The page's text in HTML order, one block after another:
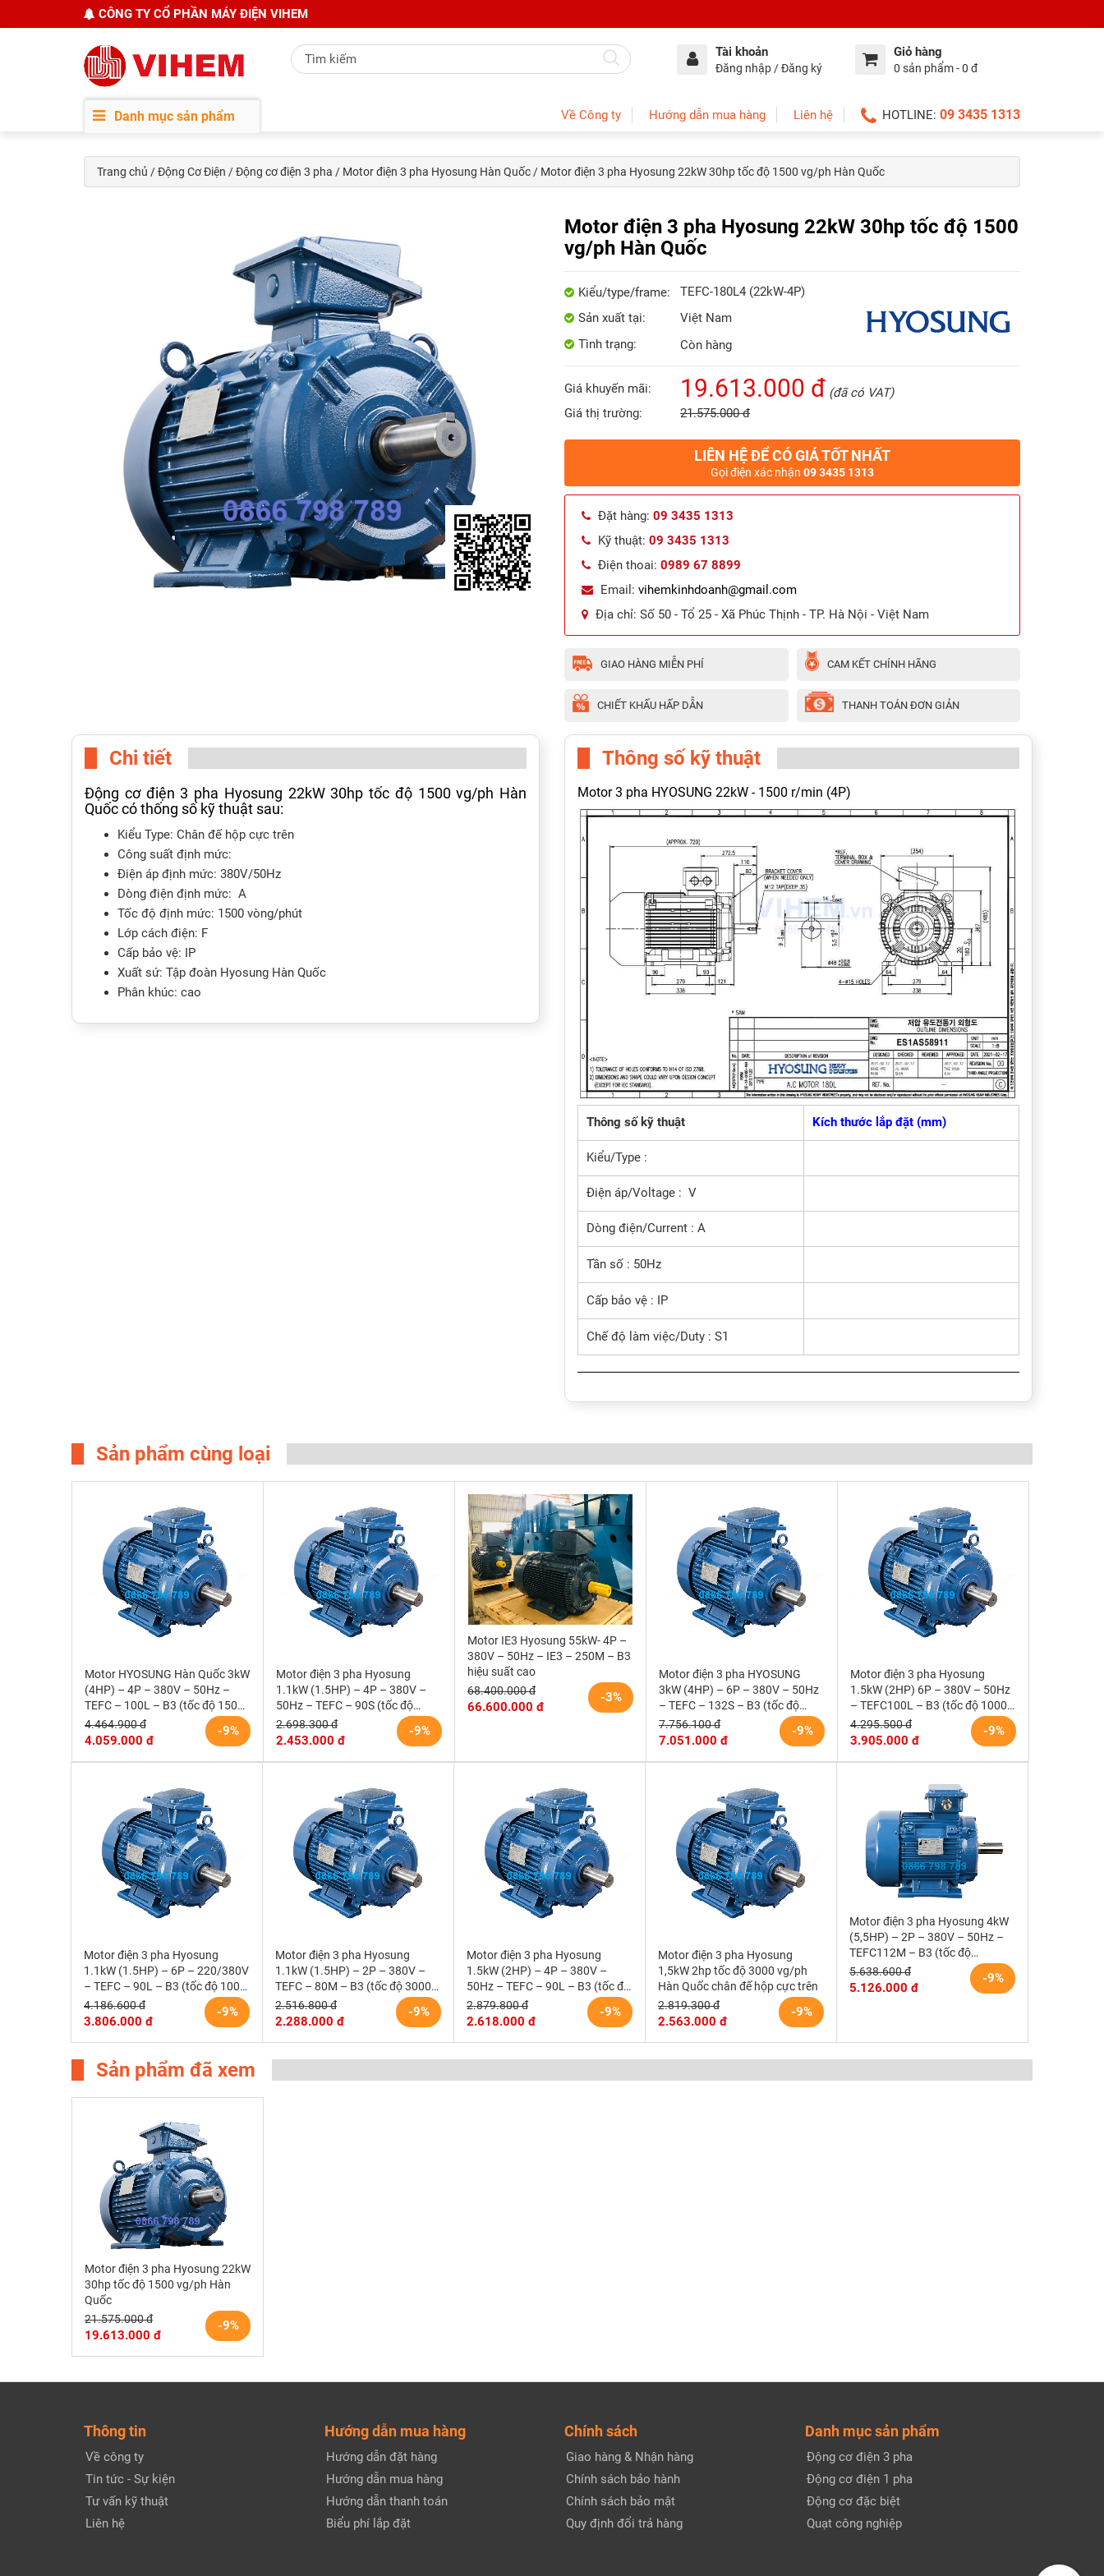
CÔNG TY CỔ PHẦN MÁY ĐIỆN VIHEM
Tài khoản
Đăng nhập / Đăng ký
Giỏ hàng
0 sản phẩm - 0 đ
Danh mục sản phẩm Về Công ty Hướng dẫn mua hàng Liên hệ HOTLINE: 09 3435 1313
Trang chủ /Động Cơ Điện /Động cơ điện 3 pha / Motor điện 3 pha Hyosung Hàn Quốc / Motor điện 3 pha Hyosung 22kW 30hp tốc độ 1500 vg/ph Hàn Quốc
Motor điện 3 pha Hyosung 22kW 30hp tốc độ 1500
vg/ph Hàn Quốc
Kiểu/type/frame:
TEFC-180L4 (22kW-4P)
Sản xuất tại:
Việt Nam
Tình trạng:
Còn hàng
Giá khuyến mãi: 19.613.000 đ (đã có VAT)
Giá thị trường:
21.575.000 đ
LIÊN HỆ ĐỂ CÓ GIÁ TỐT NHẤT
Gọi điện xác nhận 09 3435 1313
Đặt hàng: 09 3435 1313
Kỹ thuật: 09 3435 1313
Điện thoai: 0989 67 8899
Email: vihemkinhdoanh@gmail.com
Địa chỉ: Số 50 - Tổ 25 - Xã Phúc Thịnh - TP. Hà Nội - Việt Nam
GIAO HÀNG MIỄN PHÍ CAM KẾT CHÍNH HÃNG
CHIẾT KHẤU HẤP DẪN THANH TOÁN ĐƠN GIẢN
Chi tiết
Động cơ điện 3 pha Hyosung 22kW 30hp tốc độ 1500 vg/ph Hàn
Quốc có thống số kỹ thuật sau:
Kiểu Type: Chân đế hộp cực trên
Công suất định mức:
Điện áp định mức: 380V/50Hz
Dòng điện định mức: A
Tốc độ định mức: 1500 vòng/phút
Lớp cách điện: F
Cấp bảo vệ: IP
Xuất sứ: Tập đoàn Hyosung Hàn Quốc
Phân khúc: cao
Thông số kỹ thuật
Motor 3 pha HYOSUNG 22kW - 1500 r/min (4P)
Thông số kỹ thuật Kích thước lắp đặt (mm)
Kiểu/Type :
Điện áp/Voltage : V
Dòng điện/Current : A
Tần số : 50Hz
Cấp bảo vệ : IP
Chế độ làm việc/Duty : S1
Sản phẩm cùng loại
Motor HYOSUNG Hàn Quốc 3kW
(4HP) – 4P – 380V – 50Hz –
TEFC – 100L – B3 (tốc độ 1500
r/min)
-9%
4.464.900 đ
4.059.000 đ
Motor điện 3 pha Hyosung
1.1kW (1.5HP) – 4P – 380V –
50Hz – TEFC – 90S (tốc độ
1500rpm)
-9%
2.698.300 đ
2.453.000 đ
Motor IE3 Hyosung 55kW- 4P –
380V – 50Hz – IE3 – 250M – B3
hiệu suất cao
-3%
68.400.000 đ
66.600.000 đ
Motor điện 3 pha HYOSUNG
3kW (4HP) – 6P – 380V – 50Hz
– TEFC – 132S – B3 (tốc độ
1000 r/min)
-9%
7.756.100 đ
7.051.000 đ
Motor điện 3 pha Hyosung
1.5kW (2HP) 6P – 380V – 50Hz
– TEFC100L – B3 (tốc độ 1000
rpm) Hàn Quốc
-9%
4.295.500 đ
3.905.000 đ
Motor điện 3 pha Hyosung
1.1kW (1.5HP) – 6P – 220/380V
– TEFC – 90L – B3 (tốc độ 1000
rpm)
-9%
4.186.600 đ
3.806.000 đ
Motor điện 3 pha Hyosung
1.1kW (1.5HP) – 2P – 380V –
TEFC – 80M – B3 (tốc độ 3000
rpm) Hàn Quốc
-9%
2.516.800 đ
2.288.000 đ
Motor điện 3 pha Hyosung
1.5kW (2HP) – 4P – 380V –
50Hz – TEFC – 90L – B3 (tốc độ
1500 rpm) Hàn Quốc
-9%
2.879.800 đ
2.618.000 đ
Motor điện 3 pha Hyosung
1,5kW 2hp tốc độ 3000 vg/ph
Hàn Quốc chân đế hộp cực trên
-9%
2.819.300 đ
2.563.000 đ
Motor điện 3 pha Hyosung 4kW
(5,5HP) – 2P – 380V – 50Hz –
TEFC112M – B3 (tốc độ
3000rpm) Hàn Quốc
-9%
5.638.600 đ
5.126.000 đ
Sản phẩm đã xem
Motor điện 3 pha Hyosung 22kW
30hp tốc độ 1500 vg/ph Hàn
Quốc
-9%
21.575.000 đ
19.613.000 đ
Thông tin
Về công ty
Tin tức - Sự kiện
Tư vấn kỹ thuật
Liên hệ
Hướng dẫn mua hàng
Hướng dẫn đặt hàng
Hướng dẫn mua hàng
Hướng dẫn thanh toán
Biểu phí lắp đặt
Chính sách
Giao hàng & Nhận hàng
Chính sách bảo hành
Chính sách bảo mật
Quy định đổi trả hàng
Danh mục sản phẩm
Động cơ điện 3 pha
Động cơ điện 1 pha
Động cơ đặc biệt
Quạt công nghiệp